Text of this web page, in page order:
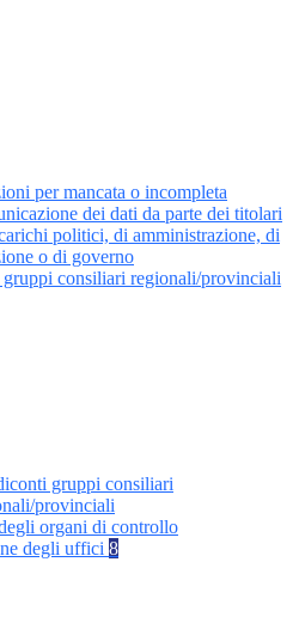
per mancata o incompleta
dei dati da parte dei titolari
politici, di amministrazione, di
o di governo
consiliari regionali/provinciali
gruppi consiliari
provinciali
organi di controllo
degli uffici 8